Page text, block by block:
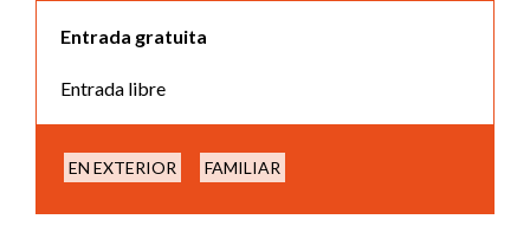
Entrada gratuita
Entrada libre
EN EXTERIOR FAMILIAR